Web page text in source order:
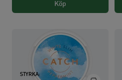
Köp
STYRKA: